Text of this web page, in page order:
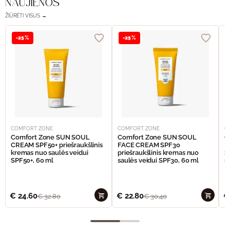
NAUJIENOS
ŽIŪRĖTI VISUS →
-25%
COMFORT ZONE
Comfort Zone SUN SOUL
CREAM SPF50+ priešraukšlinis
kremas nuo saulės veidui
SPF50+, 60 ml
€ 24.60€32.80
-25%
COMFORT ZONE
Comfort Zone SUN SOUL
FACE CREAM SPF30
priešraukšlinis kremas nuo
saulės veidui SPF30, 60 ml
€ 22.80€30.40 €